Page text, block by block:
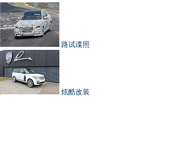
路试谍照
炫酷改装